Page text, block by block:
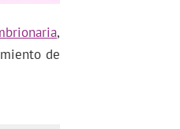
,
de